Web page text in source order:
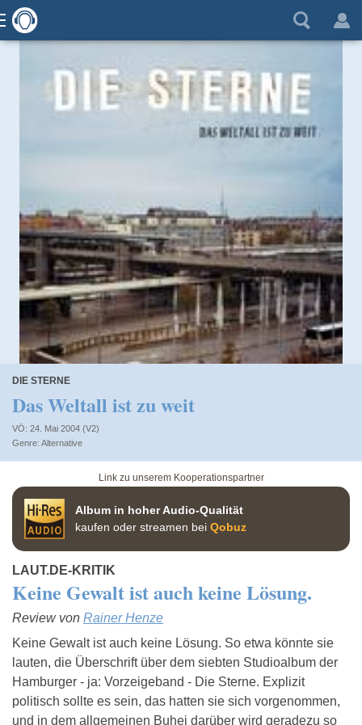
DIE STERNE
Das Weltall ist zu weit
VÖ: 24. Mai 2004 (V2)
Alternative
Link zu unserem Kooperationspartner
Album in hoher Audio-Qualität
kaufen oder streamen bei Qobuz
LAUT.DE-KRITIK
Keine Gewalt ist auch keine Lösung.
Review von Rainer Henze
Keine Gewalt ist auch keine Lösung. So etwa könnte sie
lauten, die Überschrift über dem siebten Studioalbum der
Hamburger - ja: Vorzeigeband - Die Sterne. Explizit
politisch sollte es sein, das hatten sie sich vorgenommen,
und in dem allgemeinen Buhei darüber wird geradezu so